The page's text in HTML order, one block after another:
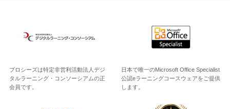
プロシーズは特定非営利活動法人デジ
タルラーニング・コンソーシアムの正
会員です。
日本で唯一のMicrosoft Office Specialist
公認eラーニングコースウェアをご提供
します。